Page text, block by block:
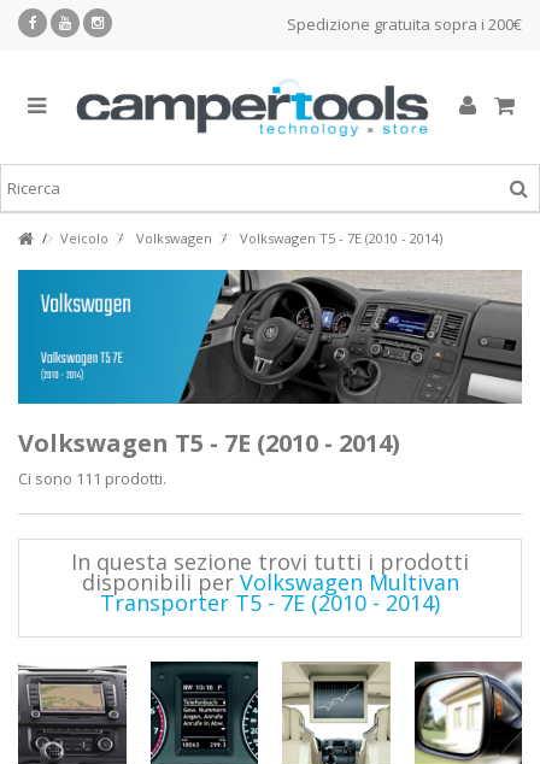
Spedizione gratuita sopra i 200€
Veicolo Volkswagen Volkswagen T5 - 7E (2010 - 2014)
Volkswagen T5 - 7E (2010 - 2014)
Ci sono 111 prodotti.
In questa sezione trovi tutti i prodotti
disponibili per Volkswagen Multivan
Transporter T5 - 7E (2010 - 2014)